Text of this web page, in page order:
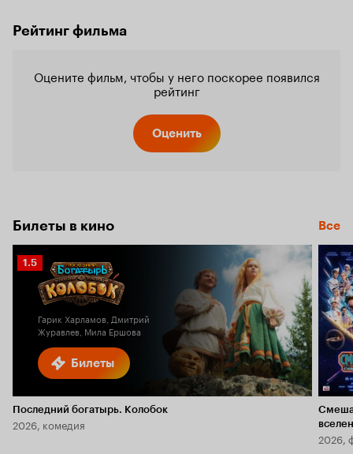
Рейтинг фильма
Оцените фильм, чтобы у него поскорее появился
рейтинг
Оценить
Билеты в кино Все
Билеты
Рейтинг
Кинопоиска
1.5
Гарик Харламов, Дмитрий
Журавлев, Мила Ершова
Последний богатырь. Колобок
2026, комедия
2026,